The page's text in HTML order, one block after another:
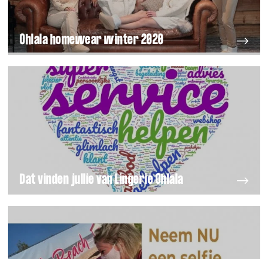
Ohlala homewear winter 2020
Dat vinden jullie van Lingerie Ohlala